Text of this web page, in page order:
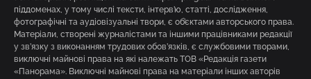
піддоменах, у тому числі тексти, інтерв’ю, статті, дослідження,
фотографічні та аудіовізуальні твори, є об’єктами авторського права.
Матеріали, створені журналістами та іншими працівниками редакції
у зв’язку з виконанням трудових обов’язків, є службовими творами,
виключні майнові права на які належать ТОВ «Редакція газети
«Панорама». Виключні майнові права на матеріали інших авторів